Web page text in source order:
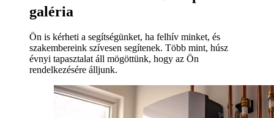
galéria
Ön is kérheti a segítségünket, ha felhív minket, és
szakembereink szívesen segítenek. Több mint, húsz
évnyi tapasztalat áll mögöttünk, hogy az Ön
rendelkezésére álljunk.